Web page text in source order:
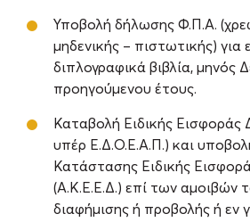
Υποβολή δήλωσης Φ.Π.Α.
μηδενικής – πιστωτικής) για
διπλογραφικά βιβλία, μηνός
προηγούμενου έτους.
Καταβολή Ειδικής Εισφοράς
υπέρ Ε.Δ.Ο.Ε.Α.Π.) και
Κατάστασης Ειδικής
(Α.Κ.Ε.Ε.Δ.) επί των αμοιβών
διαφήμισης ή προβολής ή εν